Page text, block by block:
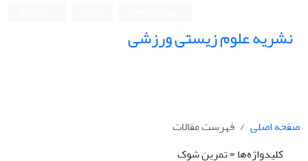
نشریه علوم زیستی ورزشی
صفحه اصلی
فهرست مقالات
کلیدواژه‌ها =تمرین شوک